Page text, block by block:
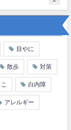
目やに
散歩 対策
白内障
アレルギー